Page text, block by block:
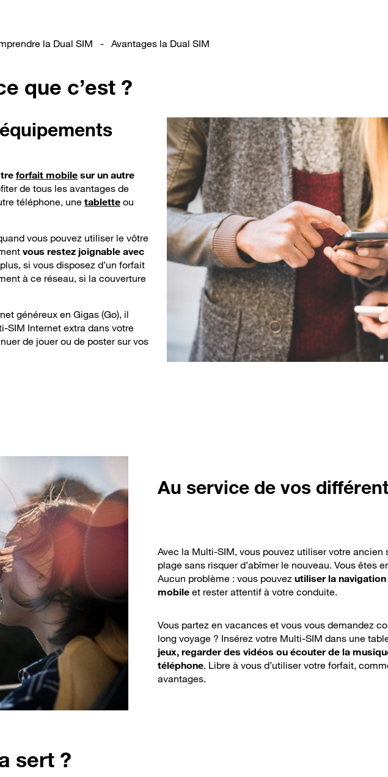
la Dual SIM - Avantages la Dual SIM
que c’est ?
forfait mobile sur un autre
de tous les avantages de
téléphone, une tablette ou
vous pouvez utiliser le vôtre
vous restez joignable avec
si vous disposez d’un forfait
à ce réseau, si la couverture
généreux en Gigas (Go), il
SIM Internet extra dans votre
de jouer ou de poster sur vos
Au service de vos
Avec la Multi-SIM, vous pouvez utiliser votre
plage sans risquer d’abîmer le nouveau. Vous êtes
Aucun problème : vous pouvez utiliser la
mobile et rester attentif à votre conduite.
Vous partez en vacances et vous vous demandez
long voyage ? Insérez votre Multi-SIM dans une
jeux, regarder des vidéos ou écouter de la
téléphone. Libre à vous d’utiliser votre forfait,
avantages.
sert ?